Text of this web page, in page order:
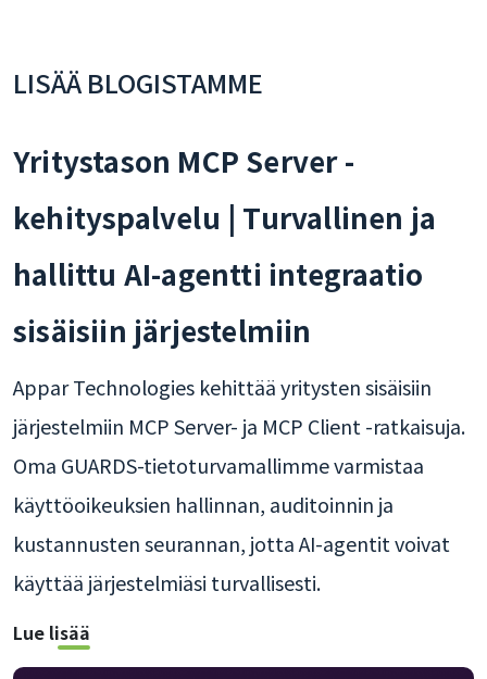
LISÄÄ BLOGISTAMME
Yritystason MCP Server -
kehityspalvelu | Turvallinen ja
hallittu AI-agentti integraatio
sisäisiin järjestelmiin
Appar Technologies kehittää yritysten sisäisiin
järjestelmiin MCP Server- ja MCP Client -ratkaisuja.
Oma GUARDS-tietoturvamallimme varmistaa
käyttöoikeuksien hallinnan, auditoinnin ja
kustannusten seurannan, jotta AI-agentit voivat
käyttää järjestelmiäsi turvallisesti.
Lue lisää